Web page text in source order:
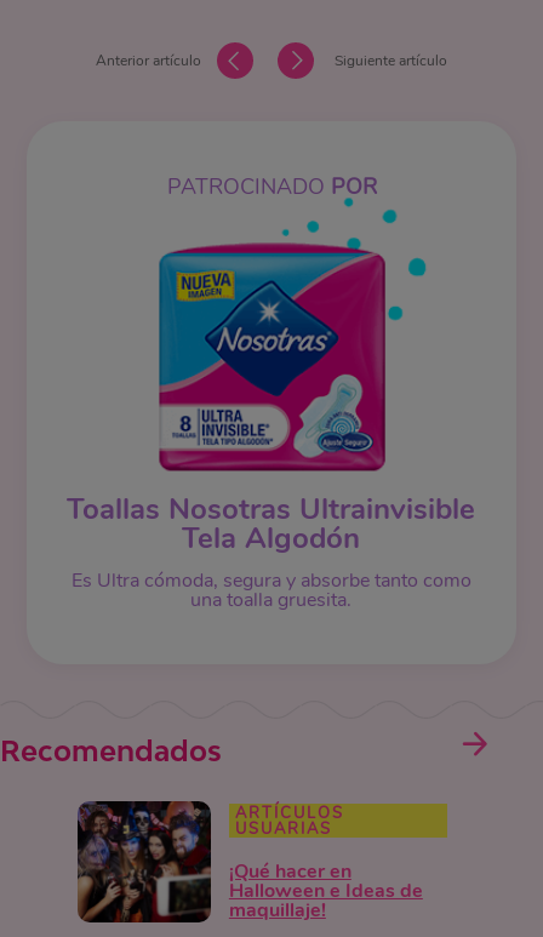
Anterior artículo Siguiente artículo
PATROCINADO POR
Toallas Nosotras Ultrainvisible
Tela Algodón
Es Ultra cómoda, segura y absorbe tanto como
una toalla gruesita.
Recomendados
ARTÍCULOS
USUARIAS
¡Qué hacer en
Halloween e Ideas de
maquillaje!